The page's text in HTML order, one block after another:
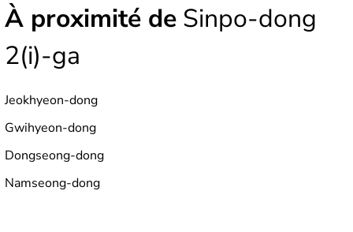
À proximité de Sinpo-dong
2(i)-ga
Jeokhyeon-dong
Gwihyeon-dong
Dongseong-dong
Namseong-dong